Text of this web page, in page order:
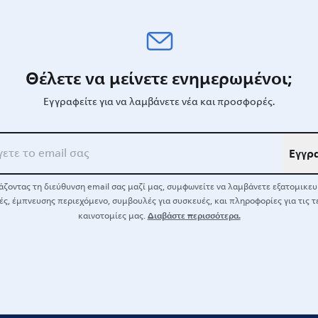
Θέλετε να μείνετε ενημερωμένοι;
Εγγραφείτε για να λαμβάνετε νέα και προσφορές.
τη διεύθυνση email σας μαζί μας, συμφωνείτε να λαμβάνετε
έμπνευσης περιεχόμενο, συμβουλές για συσκευές, και πληροφορίες για τις
καινοτομίες μας.Διαβάστε περισσότερα.